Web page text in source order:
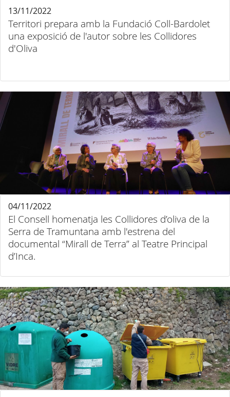
Territori prepara amb la Fundació Coll-Bardolet
una exposició de l'autor sobre les Collidores
d'Oliva
13/11/2022
El Consell homenatja les Collidores d’oliva de la
Serra de Tramuntana amb l'estrena del
documental “Mirall de Terra” al Teatre Principal
d’Inca.
04/11/2022